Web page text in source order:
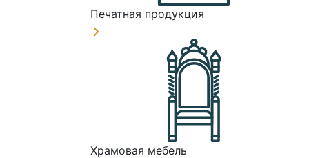
Печатная продукция
Храмовая мебель